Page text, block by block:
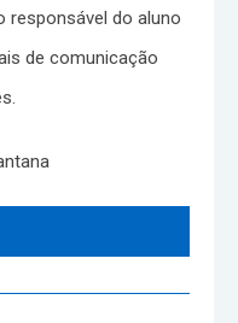
responsável do aluno
de comunicação